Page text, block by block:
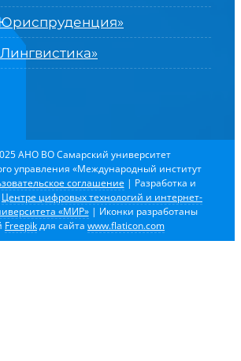
АНО ВО Самарский университет
управления «Международный институт
соглашение | Разработка и
Центре цифровых технологий и интернет-
«МИР»| Иконки разработаны
Freepikдля сайта www.flaticon.com